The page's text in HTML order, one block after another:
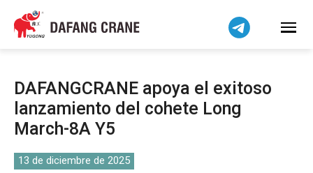
DAFANGCRANE apoya el exitoso
lanzamiento del cohete Long
March-8A Y5
13 de diciembre de 2025
Bahasa Indonesia
Bahasa Melayu
বাংলা
فارسی
Pilipino
اردو